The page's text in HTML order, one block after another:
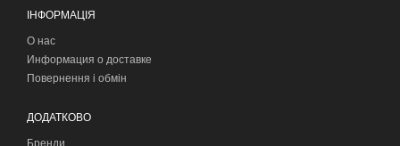
ІНФОРМАЦІЯ
О нас
Информация о доставке
Повернення і обмін
ДОДАТКОВО
Бренди